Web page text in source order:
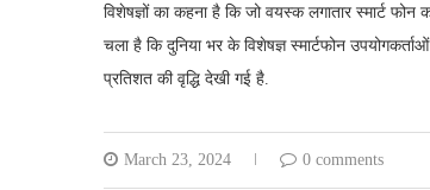
विशेषज्ञों का कहना है कि जो वयस्क लगातार स्मार्ट
चला है कि दुनिया भर के विशेषज्ञ स्मार्टफोन
प्रतिशत की वृद्धि देखी गई है.
March 23, 2024 0 comments